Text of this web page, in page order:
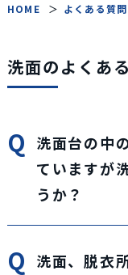
HOME よくある質問
洗面のよくあ
洗面台の中
ていますが
うか？
洗面、脱衣